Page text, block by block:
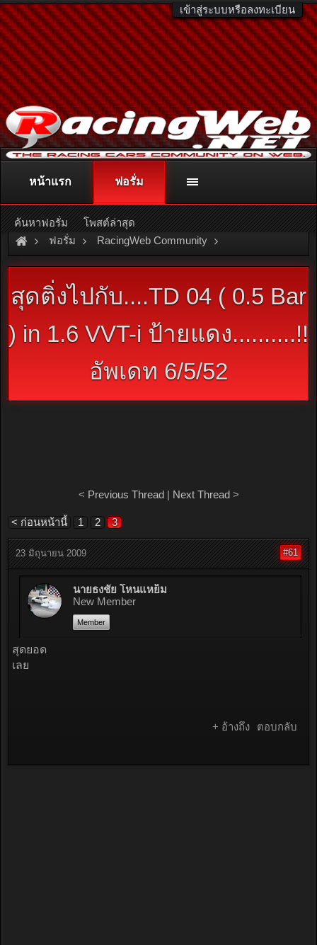
เข้าสู่ระบบหรือลงทะเบียน
ติดต่อลงโฆษณา racingweb@gmail.comหรือโทร. 081-811-1138
หรืออ่านรายละเอียดเพิ่มเติม คลิกที่นี่
ฟอรั่ม RacingWeb Community
Racing Forum (Cars Forum) Cars Show
สุดติ่งไปกับ....TD 04 ( 0.5 Bar
) in 1.6 VVT-i ป้ายแดง..........!!
อัพเดท 6/5/52
< Previous Thread| Next Thread>
< ก่อนหน้านี้ 1 2 3
23 มิถุนายน 2009 #61
นายธงชัย โหนแหย็ม
New Member
Member
สุดยอด
เลย
+ อ้างถึง ตอบกลับ
หน้าแรก ฟอรั่ม
ค้นหาฟอรั่ม โพสต์ล่าสุด